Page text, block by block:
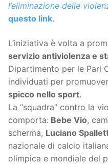
l’eliminazione delle
questo link.
L’iniziativa è volta a
servizio antiviolenza e
Dipartimento per le Pari
individuati per
spicco nello sport.
La “squadra” contro la
comporta: Bebe Vio,
scherma, Luciano
nazionale di calcio
olimpica e mondiale del